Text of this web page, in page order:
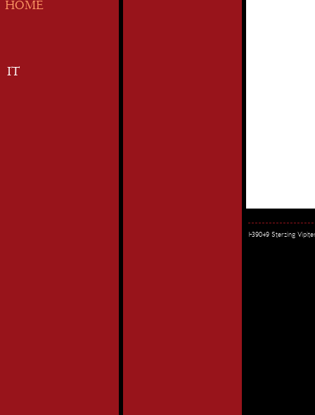
HOME
IT
I-39049 Sterzing